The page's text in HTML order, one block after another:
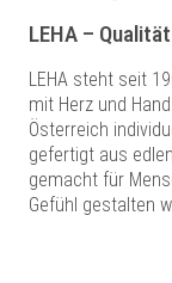
LEHA –
LEHA steht seit
mit Herz und
Österreich
gefertigt aus
gemacht für
Gefühl gestalten